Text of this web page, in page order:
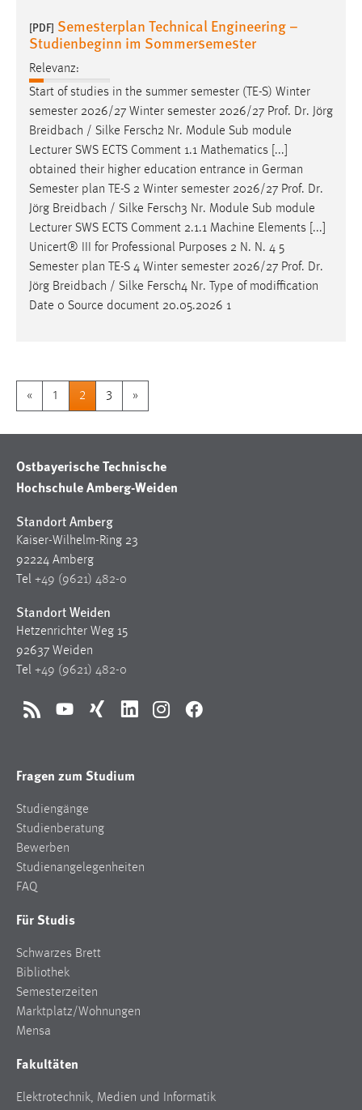
[PDF] Semesterplan Technical Engineering –
Studienbeginn im Sommersemester
Relevanz:
Start of studies in the summer semester (TE-S) Winter
semester 2026/27 Winter semester 2026/27 Prof. Dr. Jörg
Breidbach / Silke Fersch2 Nr. Module Sub module
Lecturer SWS ECTS Comment 1.1 Mathematics [...]
obtained their higher education entrance in German
Semester plan TE-S 2 Winter semester 2026/27 Prof. Dr.
Jörg Breidbach / Silke Fersch3 Nr. Module Sub module
Lecturer SWS ECTS Comment 2.1.1 Machine Elements [...]
Unicert® III for Professional Purposes 2 N. N. 4 5
Semester plan TE-S 4 Winter semester 2026/27 Prof. Dr.
Jörg Breidbach / Silke Fersch4 Nr. Type of modiffication
Date 0 Source document 20.05.2026 1
« 1 2 3 »
Ostbayerische Technische
Hochschule Amberg-Weiden
Standort Amberg
Kaiser-Wilhelm-Ring 23
92224 Amberg
Tel +49 (9621) 482-0
Standort Weiden
Hetzenrichter Weg 15
92637 Weiden
Tel +49 (9621) 482-0
RSS YouTubeXing LinkedInInstagramFacebook
Fragen zum Studium
Studiengänge
Studienberatung
Bewerben
Studienangelegenheiten
FAQ
Für Studis
Schwarzes Brett
Bibliothek
Semesterzeiten
Marktplatz/Wohnungen
Mensa
Fakultäten
Elektrotechnik, Medien und Informatik